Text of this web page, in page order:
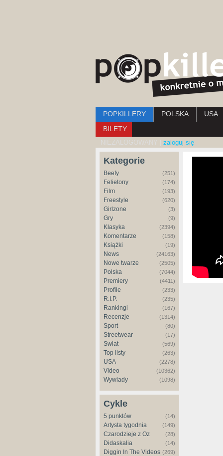
Menu główne
POPKILLERY POLSKA
USA
BILETY
NIEZALOGOWANY | zaloguj się
Kategorie
Beefy (251)
Felietony (174)
Film (193)
Freestyle (620)
Girlzone (3)
Gry (9)
Klasyka (2394)
Komentarze (158)
Książki (19)
News (24163)
Nowe twarze (2505)
Polska (7044)
Premiery (4411)
Profile (233)
R.I.P. (235)
Rankingi (167)
Recenzje (1314)
Sport (80)
Streetwear (17)
Świat (569)
Top listy (263)
USA (2278)
Video (10362)
Wywiady (1098)
Cykle
5 punktów (14)
Artysta tygodnia (149)
Czarodzieje z Oz (28)
Didaskalia (14)
Diggin In The Videos (269)